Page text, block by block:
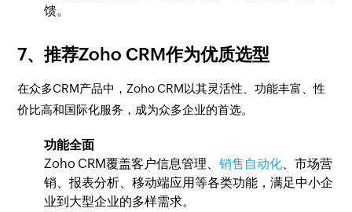
馈。
7、推荐Zoho CRM作为优质选型
在众多CRM产品中，Zoho CRM以其灵活性、功能丰富、性
价比高和国际化服务，成为众多企业的首选。
功能全面
Zoho CRM覆盖客户信息管理、销售自动化、市场营
销、报表分析、移动端应用等各类功能，满足中小企
业到大型企业的多样需求。